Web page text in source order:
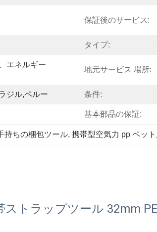
保証後のサービス:
タイプ:
エネルギー
地元サービス 場所:
ジル,ペルー 条件:
基本部品の保証:
持ちの梱包ツール, 携帯型空気力 pp ペッ
ストラップツール 32mm